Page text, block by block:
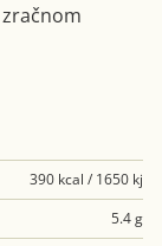
390 kcal / 1650 kj
5.4 g